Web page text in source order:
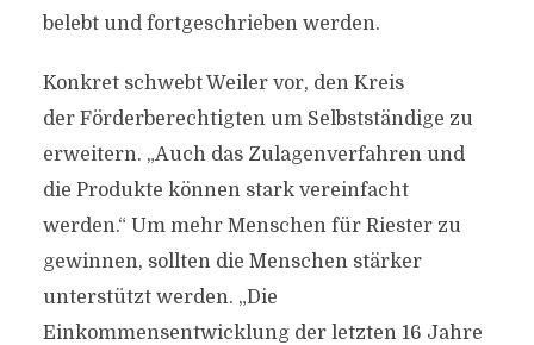
belebt und fortgeschrieben werden.
Konkret schwebt Weiler vor, den Kreis
der Förderberechtigten um Selbstständige zu
erweitern. „Auch das Zulagenverfahren und
die Produkte können stark vereinfacht
werden.“ Um mehr Menschen für Riester zu
gewinnen, sollten die Menschen stärker
unterstützt werden. „Die
Einkommensentwicklung der letzten 16 Jahre